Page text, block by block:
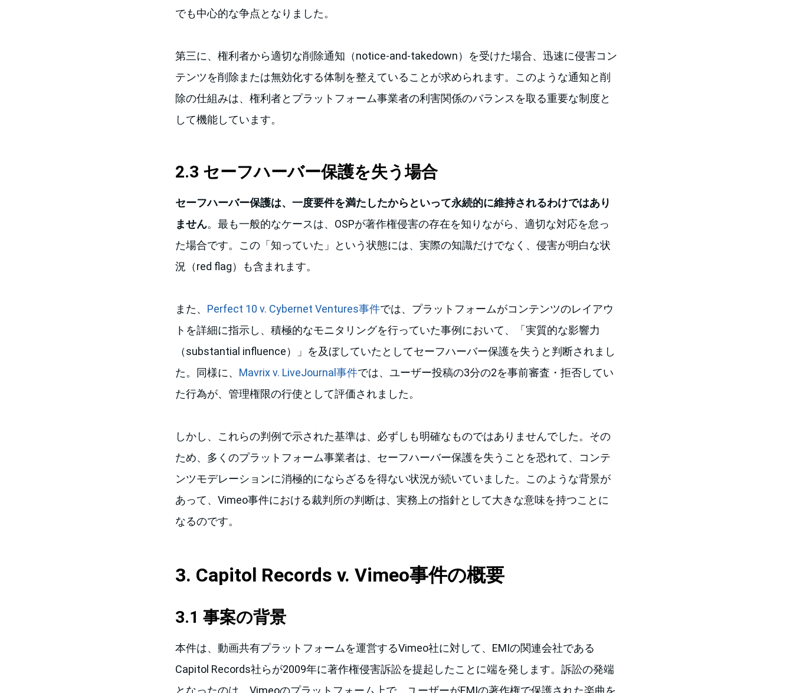
でも中心的な争点となりました。
第三に、権利者から適切な削除通知（notice-and-takedown）を受けた場合、迅速に侵害コン
テンツを削除または無効化する体制を整えていることが求められます。このような通知と削
除の仕組みは、権利者とプラットフォーム事業者の利害関係のバランスを取る重要な制度と
して機能しています。
2.3 セーフハーバー保護を失う場合
セーフハーバー保護は、一度要件を満たしたからといって永続的に維持されるわけではあり
ません。最も一般的なケースは、OSPが著作権侵害の存在を知りながら、適切な対応を怠っ
た場合です。この「知っていた」という状態には、実際の知識だけでなく、侵害が明白な状
況（red flag）も含まれます。
また、 Perfect 10 v. Cybernet Ventures事件では、プラットフォームがコンテンツのレイアウ
トを詳細に指示し、積極的なモニタリングを行っていた事例において、「実質的な影響力
（substantial influence）」を及ぼしていたとしてセーフハーバー保護を失うと判断されまし
た。同様に、 Mavrix v. LiveJournal事件では、ユーザー投稿の3分の2を事前審査・拒否してい
た行為が、管理権限の行使として評価されました。
しかし、これらの判例で示された基準は、必ずしも明確なものではありませんでした。その
ため、多くのプラットフォーム事業者は、セーフハーバー保護を失うことを恐れて、コンテ
ンツモデレーションに消極的にならざるを得ない状況が続いていました。このような背景が
あって、Vimeo事件における裁判所の判断は、実務上の指針として大きな意味を持つことに
なるのです。
3. Capitol Records v. Vimeo事件の概要
3.1 事案の背景
本件は、動画共有プラットフォームを運営するVimeo社に対して、EMIの関連会社である
Capitol Records社らが2009年に著作権侵害訴訟を提起したことに端を発します。訴訟の発端
となったのは、Vimeoのプラットフォーム上で、ユーザーがEMIの著作権で保護された楽曲を